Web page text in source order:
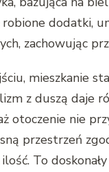
dodatki,
zachowując
mieszkanie
z duszą daje
otoczenie nie
przestrzeń
To